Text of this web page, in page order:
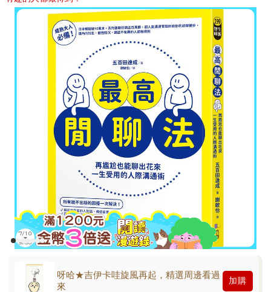
呀哈★吉伊卡哇旋風再起，精選周邊看過
來
加購